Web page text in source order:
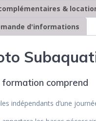
&
d'informations
comprend
indépendants d’une